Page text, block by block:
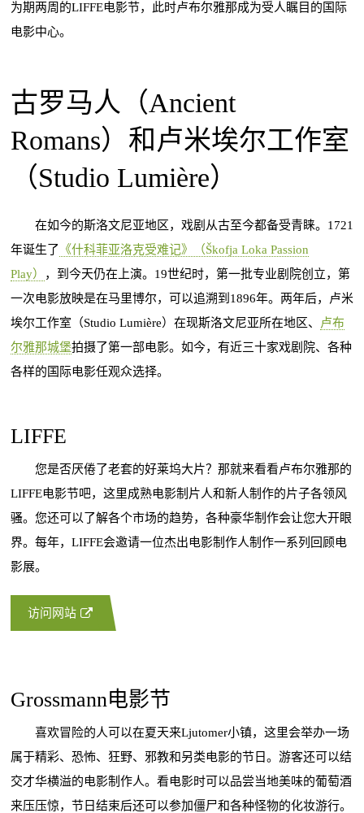
为期两周的LIFFE电影节，此时卢布尔雅那成为受人瞩目的国际
电影中心。
古罗马人（Ancient
Romans）和卢米埃尔工作室
（Studio Lumière）
在如今的斯洛文尼亚地区，戏剧从古至今都备受青睐。1721
年诞生了
《什科菲亚洛克受难记》（Škofja Loka Passion
Play）
，到今天仍在上演。19世纪时，第一批专业剧院创立，第
一次电影放映是在马里博尔，可以追溯到1896年。两年后，卢米
埃尔工作室（Studio Lumière）在现斯洛文尼亚所在地区、
卢布
尔雅那城堡拍摄了第一部电影。如今，有近三十家戏剧院、各种
各样的国际电影任观众选择。
LIFFE
您是否厌倦了老套的好莱坞大片？那就来看看卢布尔雅那的
LIFFE电影节吧，这里成熟电影制片人和新人制作的片子各领风
骚。您还可以了解各个市场的趋势，各种豪华制作会让您大开眼
界。每年，LIFFE会邀请一位杰出电影制作人制作一系列回顾电
影展。
访问网站
Grossmann电影节
喜欢冒险的人可以在夏天来Ljutomer小镇，这里会举办一场
属于精彩、恐怖、狂野、邪教和另类电影的节日。游客还可以结
交才华横溢的电影制作人。看电影时可以品尝当地美味的葡萄酒
来压压惊，节日结束后还可以参加僵尸和各种怪物的化妆游行。